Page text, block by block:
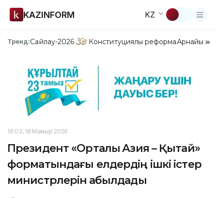
KAZINFORM KZ
Тренд:Сайлау-2026 Конституциялық реформаАрнайы
16:03, 18 Мамыр 2026
Президент «Орталық Азия – Қытай»
форматындағы елдердің ішкі істер
министрлерін қабылдады